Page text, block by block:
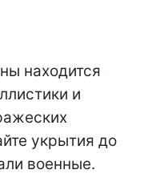
находится
и
укрытия до
военные.